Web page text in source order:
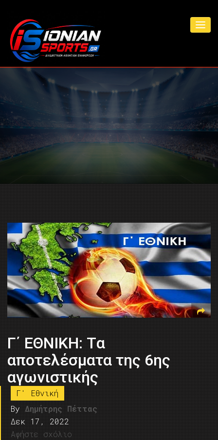
Γ΄ ΕΘΝΙΚΗ: Tα
αποτελέσματα της 6ης
αγωνιστικής
Γ' Εθνική
By Δημήτρης Πέττας
Δεκ 17, 2022
Αφήστε σχόλιο